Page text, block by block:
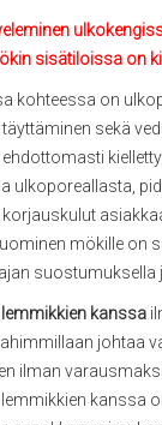
sisätiloissa on
kohteessa on
sekä
ulkoporeallasta,
mökille on
suostumuksella
kanssa
johtaa
ilman
kanssa